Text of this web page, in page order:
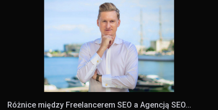
Różnice między Freelancerem SEO a Agencją SEO...